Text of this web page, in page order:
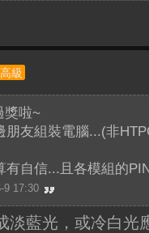
級
獎啦~
朋友組裝電腦...(非
有自信...且各模組的
9 17:30
淡藍光，或冷白光